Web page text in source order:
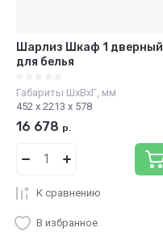
Шарлиз Шкаф 1 дверный
для белья
Габариты ШхВхГ, мм
452 х 2213 х 578
16 678 р.
К сравнению
В избранное